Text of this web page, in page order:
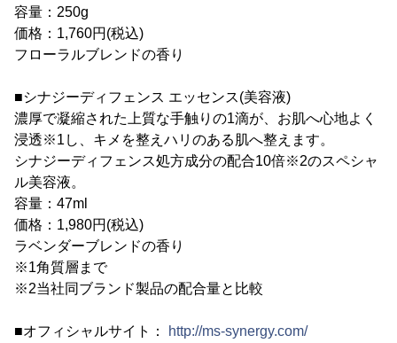
容量：250g
価格：1,760円(税込)
フローラルブレンドの香り
■シナジーディフェンス エッセンス(美容液)
濃厚で凝縮された上質な手触りの1滴が、お肌へ心地よく
浸透※1し、キメを整えハリのある肌へ整えます。
シナジーディフェンス処方成分の配合10倍※2のスペシャ
ル美容液。
容量：47ml
価格：1,980円(税込)
ラベンダーブレンドの香り
※1角質層まで
※2当社同ブランド製品の配合量と比較
■オフィシャルサイト： http://ms-synergy.com/